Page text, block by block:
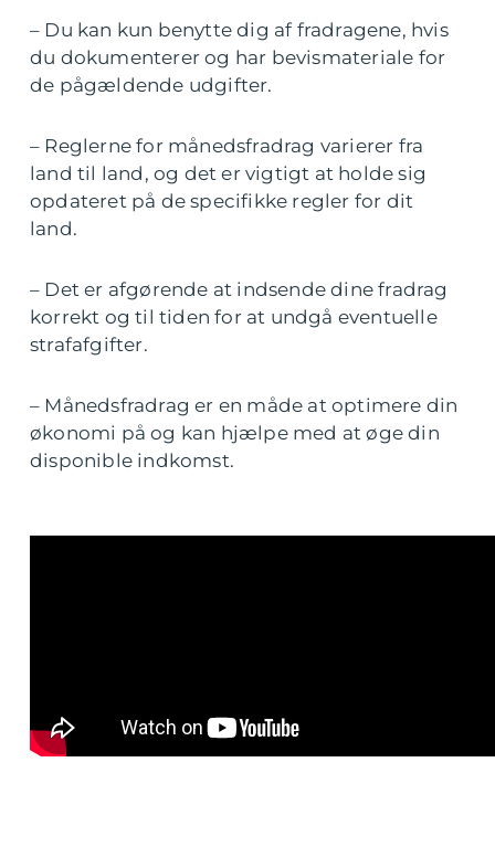
– Du kan kun benytte dig af fradragene, hvis
du dokumenterer og har bevismateriale for
de pågældende udgifter.
– Reglerne for månedsfradrag varierer fra
land til land, og det er vigtigt at holde sig
opdateret på de specifikke regler for dit
land.
– Det er afgørende at indsende dine fradrag
korrekt og til tiden for at undgå eventuelle
strafafgifter.
– Månedsfradrag er en måde at optimere din
økonomi på og kan hjælpe med at øge din
disponible indkomst.